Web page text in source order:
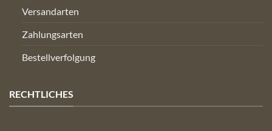
Versandarten
Zahlungsarten
Bestellverfolgung
RECHTLICHES